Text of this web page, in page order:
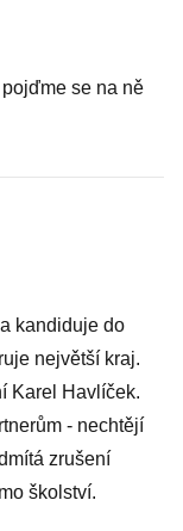
se na ně
kandiduje do
největší kraj.
Karel Havlíček.
- nechtějí
zrušení
školství.